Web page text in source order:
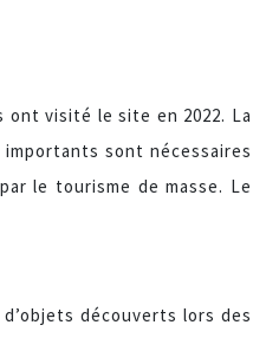
ont visité le site en 2022. La
sont nécessaires
le tourisme de masse. Le
découverts lors des